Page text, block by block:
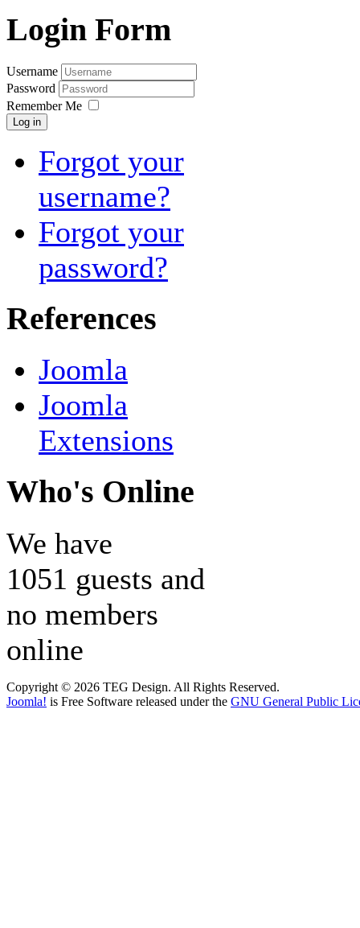
Login Form
Username
Password
Remember Me
Log in
Forgot your
username?
Forgot your
password?
References
Joomla
Joomla
Extensions
Who's Online
We have
1051 guests and
no members
online
Copyright © 2026 TEG Design. All Rights Reserved.
Joomla! is Free Software released under the GNU General Public